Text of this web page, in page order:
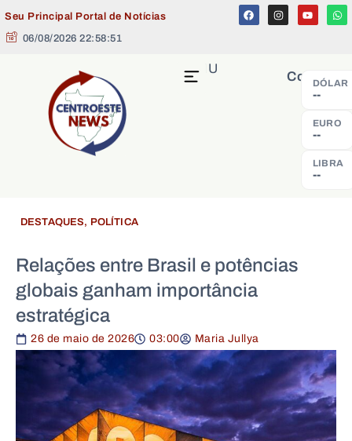
Seu Principal Portal de Notícias
06/08/2026 22:58:51
Cotação
DÓLAR
--
EURO
--
LIBRA
--
MENU
DESTAQUES, POLÍTICA
Relações entre Brasil e potências
globais ganham importância
estratégica
26 de maio de 2026 03:00 Maria Jullya